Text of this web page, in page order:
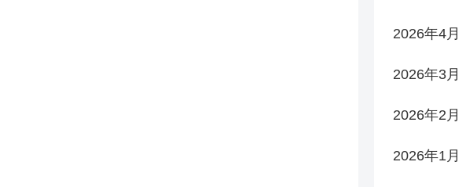
2026年4月
2026年3月
2026年2月
2026年1月